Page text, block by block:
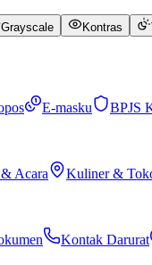
Grayscale Kontras
E-masku
BPJS
Acara
Kuliner &
Kontak Darurat